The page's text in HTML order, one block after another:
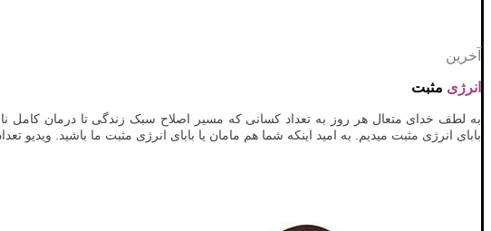
آخرین
انرژی مثبت
به لطف خدای متعال هر روز به تعداد کسانی که مسیر اصلاح سبک زندگی تا درمان کامل
بابای انرژی مثبت میدیم. به امید اینکه شما هم مامان یا بابای انرژی مثبت ما باشید. ویدیو